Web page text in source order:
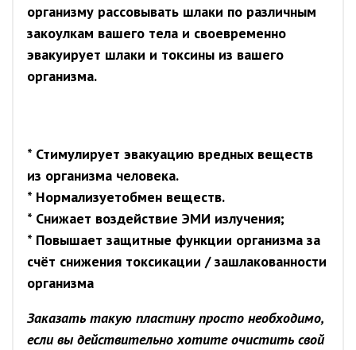
организму рассовывать шлаки по различным
закоулкам вашего тела и своевременно
эвакуирует шлаки и токсины из вашего
организма.
* Стимулирует эвакуацию вредных веществ
из организма человека.
* Нормализуетобмен веществ.
* Снижает воздействие ЭМИ излучения;
* Повышает защитные функции организма за
счёт снижения токсикации / зашлакованности
организма
Заказать такую пластину просто необходимо,
если вы действительно хотите очистить свой